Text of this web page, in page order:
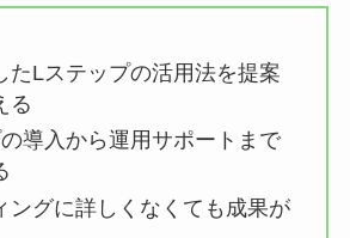
たLステップの活用法を提案
る
導入から運用サポートまで
ングに詳しくなくても成果が